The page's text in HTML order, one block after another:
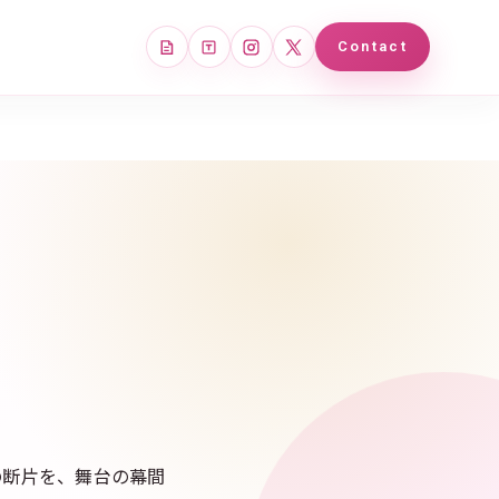
note Tales Instagram
X Contact
片を、舞台の幕間